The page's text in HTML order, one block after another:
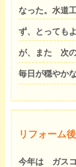
なった。水道
ず、とっても
が、また 次の
毎日が穏やか
リフォーム
今年は ガスコ